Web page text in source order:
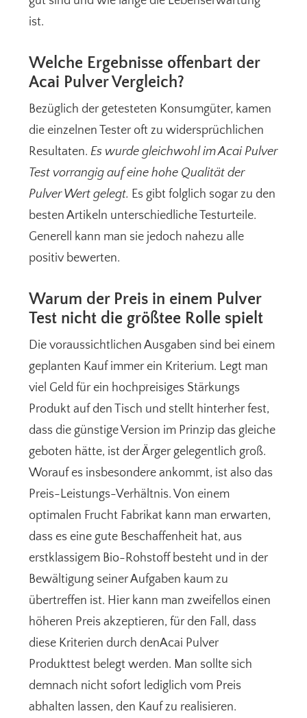
ist.
Welche Ergebnisse offenbart der
Acai Pulver Vergleich?
Bezüglich der getesteten Konsumgüter, kamen
die einzelnen Tester oft zu widersprüchlichen
Resultaten.Es wurde gleichwohl im Acai Pulver
Test vorrangig auf eine hohe Qualität der
Pulver Wert gelegt. Es gibt folglich sogar zu den
besten Artikeln unterschiedliche Testurteile.
Generell kann man sie jedoch nahezu alle
positiv bewerten.
Warum der Preis in einem Pulver
Test nicht die größtee Rolle spielt
Die voraussichtlichen Ausgaben sind bei einem
geplanten Kauf immer ein Kriterium. Legt man
viel Geld für ein hochpreisiges Stärkungs
Produkt auf den Tisch und stellt hinterher fest,
dass die günstige Version im Prinzip das gleiche
geboten hätte, ist der Ärger gelegentlich groß.
Worauf es insbesondere ankommt, ist also das
Preis-Leistungs-Verhältnis. Von einem
optimalen Frucht Fabrikat kann man erwarten,
dass es eine gute Beschaffenheit hat, aus
erstklassigem Bio-Rohstoff besteht und in der
Bewältigung seiner Aufgaben kaum zu
übertreffen ist. Hier kann man zweifellos einen
höheren Preis akzeptieren, für den Fall, dass
diese Kriterien durch denAcai Pulver
Produkttest belegt werden. Man sollte sich
demnach nicht sofort lediglich vom Preis
abhalten lassen, den Kauf zu realisieren.